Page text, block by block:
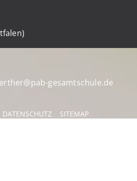
gesamtschule.de
DATENSCHUTZ SITEMAP